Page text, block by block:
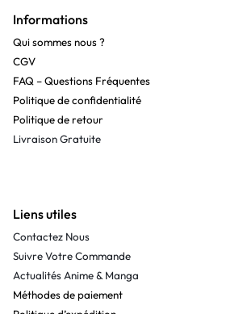
Informations
Qui sommes nous ?
CGV
FAQ – Questions Fréquentes
Politique de confidentialité
Politique de retour
Livraison Gratuite
Liens utiles
Contactez Nous
Suivre Votre Commande
Actualités Anime & Manga
Méthodes de paiement